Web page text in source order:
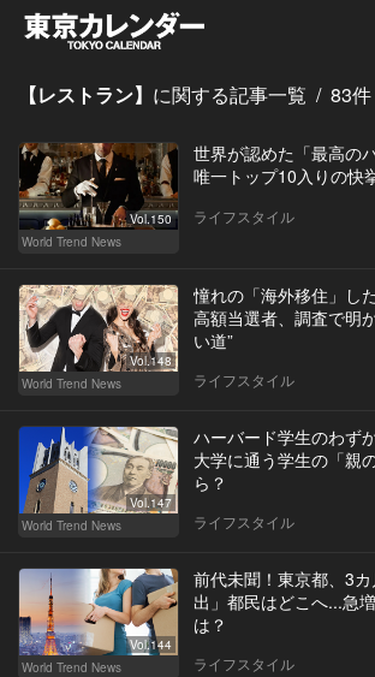
グルメ情報・プレミ
【レストラン】 に関する記事一覧 / 83件
Vol.150
World Trend News
世界が認めた「最高の
唯一トップ10入りの快
ライフスタイル
Vol.148
World Trend News
憧れの「海外移住」し
高額当選者、調査で明
い道”
ライフスタイル
Vol.147
World Trend News
ハーバード学生のわず
大学に通う学生の「親
ら？
ライフスタイル
Vol.144
World Trend News
前代未聞！東京都、3
出」都民はどこへ...急
は？
ライフスタイル